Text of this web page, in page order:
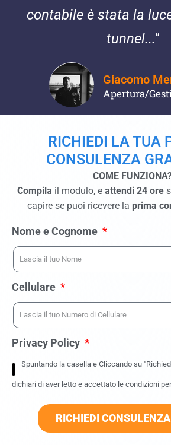
contabile è stata la
tunnel..."
Giacomo
Apertura/
RICHIEDI LA TUA
CONSULENZA
COME
Compila il modulo, e attendi 24 ore
capire se puoi ricevere la prima
Nome e Cognome
Cellulare
Privacy Policy
Spuntando la casella e Cliccando su
dichiari di aver letto e accettato le condizioni
RICHIEDI